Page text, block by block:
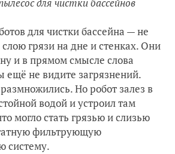
для чистки бассейнов
для чистки бассейна — не
слою грязи на дне и стенках. Они
и в прямом смысле слова
ещё не видите загрязнений.
Но робот залез в
водой и устроил там
могло стать грязью и слизью
фильтрующую
систему.